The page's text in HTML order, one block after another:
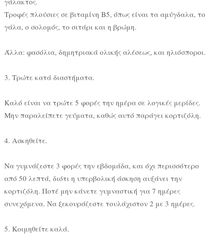
Τροφές πλούσιες σε βιταμίνη Β5, όπως είναι τα αμύγδαλα, το
γάλα, ο σολομός, το σιτάρι και η βρώμη.
Άλλα: φασόλια, δημητριακά ολικής αλέσεως, και ηλιόσποροι.
3. Τρώτε κατά διαστήματα.
Καλό είναι να τρώτε 5 φορές την ημέρα σε λογικές μερίδες.
Μην παραλείπετε γεύματα, καθώς αυτό παράγει κορτιζόλη.
4. Ασκηθείτε.
Να γυμνάζεστε 3 φορές την εβδομάδα, και όχι περισσότερο
από 50 λεπτά, διότι η υπερβολική άσκηση αυξάνει την
κορτιζόλη. Ποτέ μην κάνετε γυμναστική για 7 ημέρες
συνεχόμενα. Να ξεκουράζεστε τουλάχιστον 2 με 3 ημέρες.
5. Κοιμηθείτε καλά.